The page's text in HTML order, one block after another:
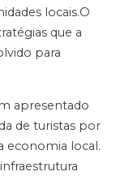
locais.O
que a
para
apresentado
de turistas por
economia local.